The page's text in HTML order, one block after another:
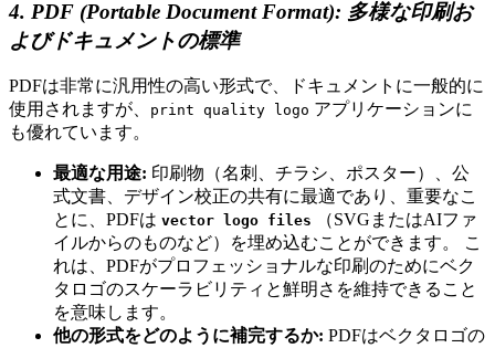
4. PDF (Portable Document Format): 多様な印刷お
よびドキュメントの標準
PDFは非常に汎用性の高い形式で、ドキュメントに一般的に
使用されますが、
print quality logo アプリケーションに
も優れています。
最適な用途: 印刷物（名刺、チラシ、ポスター）、公
式文書、デザイン校正の共有に最適であり、重要なこ
とに、PDFは vector logo files
（SVGまたはAIファ
イルからのものなど）を埋め込むことができます。 こ
れは、PDFがプロフェッショナルな印刷のためにベク
タロゴのスケーラビリティと鮮明さを維持できること
を意味します。
他の形式をどのように補完するか: PDFはベクタロゴの